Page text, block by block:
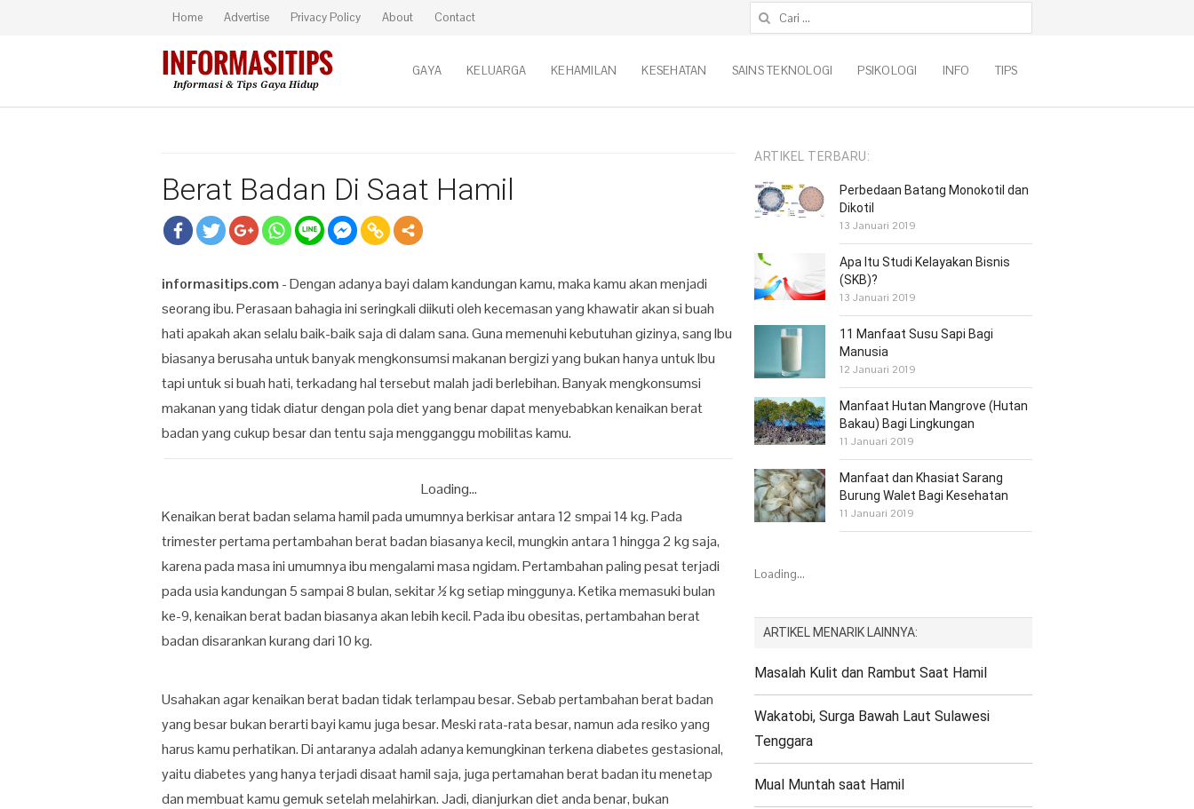
Home Advertise Privacy Policy About Contact Cari untuk:
GAYA KELUARGA KEHAMILAN KESEHATAN SAINS TEKNOLOGI PSIKOLOGI INFO TIPS
Berat Badan Di Saat Hamil
informasitips.com- Dengan adanya bayi dalam kandungan kamu, maka kamu akan menjadi
seorang ibu. Perasaan bahagia ini seringkali diikuti oleh kecemasan yang khawatir akan si buah
hati apakah akan selalu baik-baik saja di dalam sana. Guna memenuhi kebutuhan gizinya, sang Ibu
biasanya berusaha untuk banyak mengkonsumsi makanan bergizi yang bukan hanya untuk Ibu
tapi untuk si buah hati, terkadang hal tersebut malah jadi berlebihan. Banyak mengkonsumsi
makanan yang tidak diatur dengan pola diet yang benar dapat menyebabkan kenaikan berat
badan yang cukup besar dan tentu saja mengganggu mobilitas kamu.
Loading...
Kenaikan berat badan selama hamil pada umumnya berkisar antara 12 smpai 14 kg. Pada
trimester pertama pertambahan berat badan biasanya kecil, mungkin antara 1 hingga 2 kg saja,
karena pada masa ini umumnya ibu mengalami masa ngidam. Pertambahan paling pesat terjadi
pada usia kandungan 5 sampai 8 bulan, sekitar ½ kg setiap minggunya. Ketika memasuki bulan
ke-9, kenaikan berat badan biasanya akan lebih kecil. Pada ibu obesitas, pertambahan berat
badan disarankan kurang dari 10 kg.
Usahakan agar kenaikan berat badan tidak terlampau besar. Sebab pertambahan berat badan
yang besar bukan berarti bayi kamu juga besar. Meski rata-rata besar, namun ada resiko yang
harus kamu perhatikan. Di antaranya adalah adanya kemungkinan terkena diabetes gestasional,
yaitu diabetes yang hanya terjadi disaat hamil saja, juga pertamahan berat badan itu menetap
dan membuat kamu gemuk setelah melahirkan. Jadi, dianjurkan diet anda benar, bukan
ARTIKEL TERBARU:
Perbedaan Batang Monokotil dan
Dikotil
13 Januari 2019
Apa Itu Studi Kelayakan Bisnis
(SKB)?
13 Januari 2019
11 Manfaat Susu Sapi Bagi
Manusia
12 Januari 2019
Manfaat Hutan Mangrove (Hutan
Bakau) Bagi Lingkungan
11 Januari 2019
Manfaat dan Khasiat Sarang
Burung Walet Bagi Kesehatan
11 Januari 2019
Loading...
ARTIKEL MENARIK LAINNYA:
Masalah Kulit dan Rambut Saat Hamil
Wakatobi, Surga Bawah Laut Sulawesi
Tenggara
Mual Muntah saat Hamil